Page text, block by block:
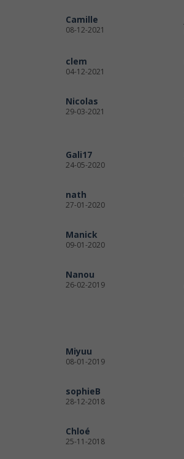
Camille
08-12-2021
clem
04-12-2021
Nicolas
29-03-2021
Gali17
24-05-2020
nath
27-01-2020
Manick
09-01-2020
Nanou
26-02-2019
Miyuu
08-01-2019
sophieB
28-12-2018
Chloé
25-11-2018